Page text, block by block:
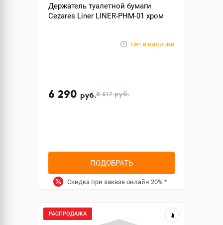
Держатель туалетной бумаги
Cezares Liner LINER-PHM-01 хром
Нет в наличии
6 290 руб.8 617руб.
ПОДОБРАТЬ
Скидка при заказе онлайн 20% *
РАСПРОДАЖА